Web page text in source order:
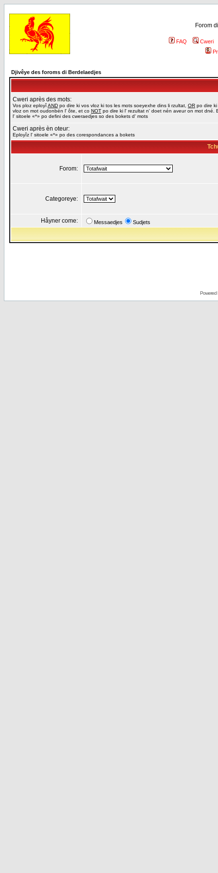
Forom
FAQ
Cweri
Djivêye des foroms di Berdelaedjes
Cweri après des mots:
Vos ploz eployîAND po dire ki vos vloz ki tos les mots soeyexhe dins li rzultat, OR po dire ki
vloz on mot oudonbén l' ôte, et co NOT po dire ki l' rezultat n' doet nén aveur on mot dné.
l' sitoele «*» po defini des cweraedjes so des bokets d' mots
Cweri après èn oteur:
Eployîz l' sitoele «*» po des corespondances a bokets
Forom:
Categoreye:
Håyner come: Messaedjes Sudjets
Powered